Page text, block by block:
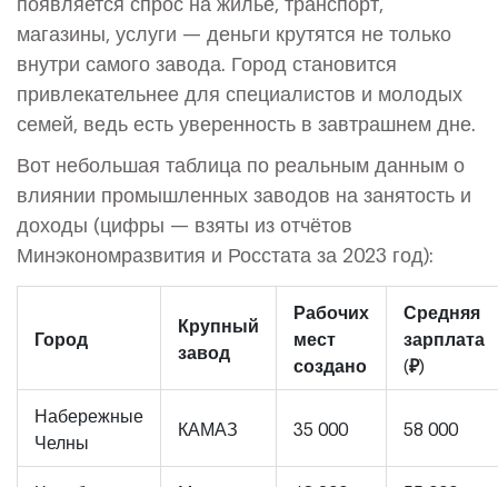
магазины, услуги — деньги крутятся не только
внутри самого завода. Город становится
привлекательнее для специалистов и молодых
семей, ведь есть уверенность в завтрашнем дне.
Вот небольшая таблица по реальным данным о
влиянии промышленных заводов на занятость и
доходы (цифры — взяты из отчётов
Минэкономразвития и Росстата за 2023 год):
Город
Крупный
завод
Рабочих
мест
создано
Средняя
зарплата
(₽)
Набережные
Челны
КАМАЗ 35 000 58 000